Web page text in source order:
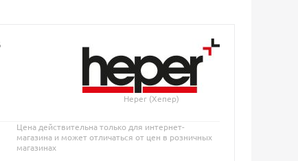
Heper (Хепер)
Цена действительна только для интернет-
магазина и может отличаться от цен в розничных
магазинах